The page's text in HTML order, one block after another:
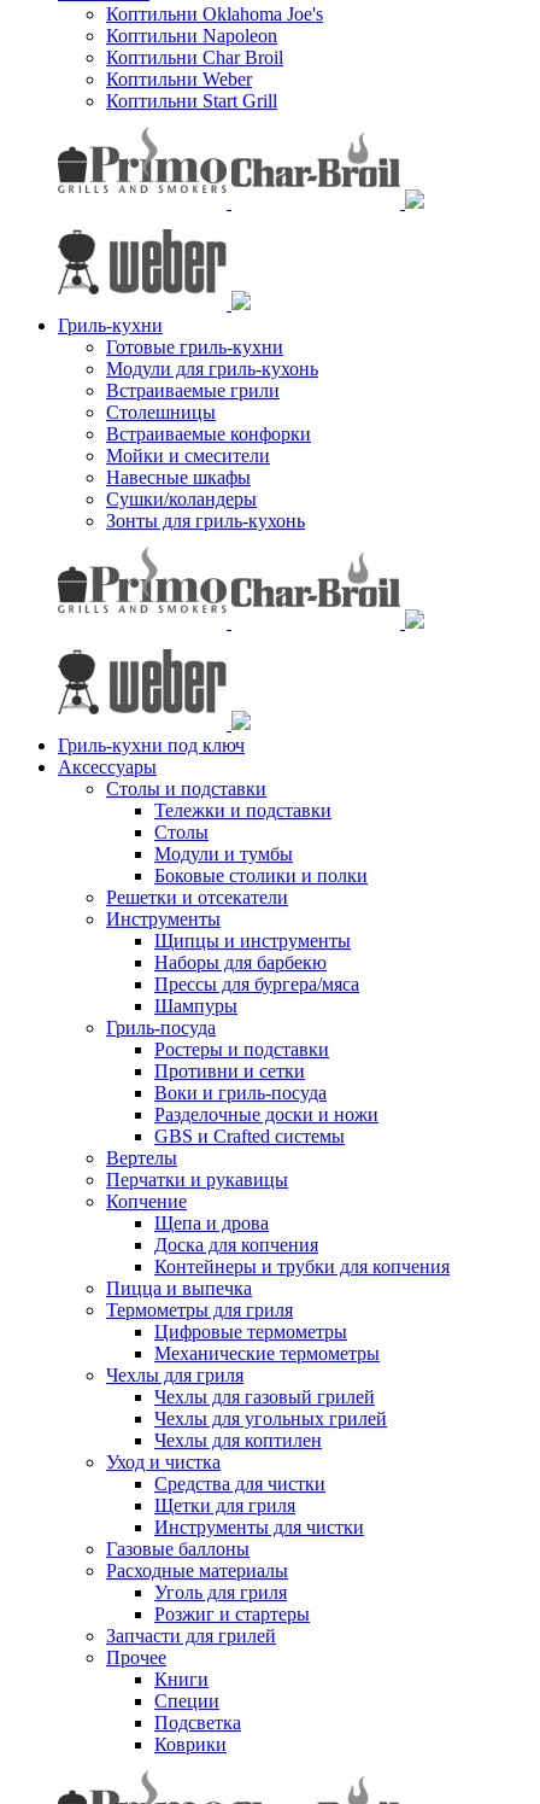
Коптильни Oklahoma Joe's
Коптильни Napoleon
Коптильни Char Broil
Коптильни Weber
Коптильни Start Grill
Гриль-кухни
Готовые гриль-кухни
Модули для гриль-кухонь
Встраиваемые грили
Столешницы
Встраиваемые конфорки
Мойки и смесители
Навесные шкафы
Сушки/коландеры
Зонты для гриль-кухонь
Гриль-кухни под ключ
Аксессуары
Столы и подставки
Тележки и подставки
Столы
Модули и тумбы
Боковые столики и полки
Решетки и отсекатели
Инструменты
Щипцы и инструменты
Наборы для барбекю
Прессы для бургера/мяса
Шампуры
Гриль-посуда
Ростеры и подставки
Противни и сетки
Воки и гриль-посуда
Разделочные доски и ножи
GBS и Crafted системы
Вертелы
Перчатки и рукавицы
Копчение
Щепа и дрова
Доска для копчения
Контейнеры и трубки для копчения
Пицца и выпечка
Термометры для гриля
Цифровые термометры
Механические термометры
Чехлы для гриля
Чехлы для газовый грилей
Чехлы для угольных грилей
Чехлы для коптилен
Уход и чистка
Средства для чистки
Щетки для гриля
Инструменты для чистки
Газовые баллоны
Расходные материалы
Уголь для гриля
Розжиг и стартеры
Запчасти для грилей
Прочее
Книги
Специи
Подсветка
Коврики